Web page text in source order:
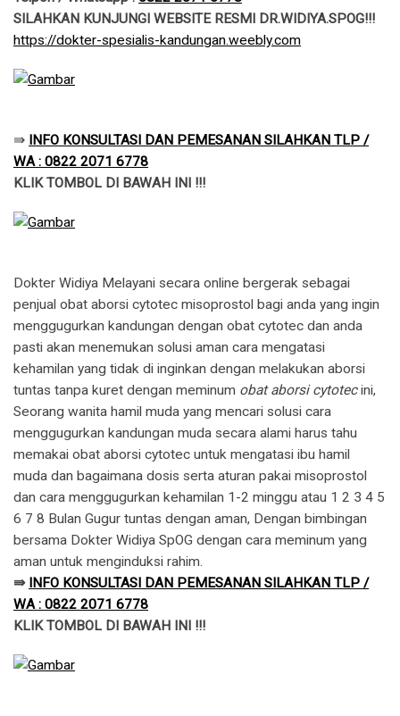
SILAHKAN KUNJUNGI WEBSITE RESMI DR.WIDIYA.SPOG!!!
​https://dokter-spesialis-kandungan.weebly.com
​⇛ INFO KONSULTASI DAN PEMESANAN SILAHKAN TLP /
WA : 0822 2071 6778
KLIK TOMBOL DI BAWAH INI !!!
Dokter Widiya Melayani secara online bergerak sebagai
penjual obat aborsi cytotec misoprostol bagi anda yang ingin
menggugurkan kandungan dengan obat cytotec dan anda
pasti akan menemukan solusi aman cara mengatasi
kehamilan yang tidak di inginkan dengan melakukan aborsi
tuntas tanpa kuret dengan meminum obat aborsi cytotecini,
Seorang wanita hamil muda yang mencari solusi cara
menggugurkan kandungan muda secara alami harus tahu
memakai obat aborsi cytotec untuk mengatasi ibu hamil
muda dan bagaimana dosis serta aturan pakai misoprostol
dan cara menggugurkan kehamilan 1-2 minggu atau 1 2 3 4 5
6 7 8 Bulan Gugur tuntas dengan aman, Dengan bimbingan
bersama Dokter Widiya SpOG dengan cara meminum yang
aman untuk menginduksi rahim.
⇛ INFO KONSULTASI DAN PEMESANAN SILAHKAN TLP /
WA : 0822 2071 6778
KLIK TOMBOL DI BAWAH INI !!!